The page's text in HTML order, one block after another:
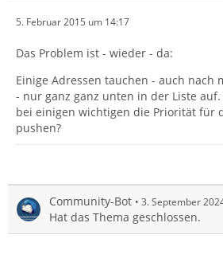
5. Februar 2015 um 14:17
Das Problem ist - wieder - da:
Einige Adressen tauchen - auch nach
- nur ganz ganz unten in der Liste
bei einigen wichtigen die Priorität für
pushen?
Community-Bot 3. September
Hat das Thema geschlossen.